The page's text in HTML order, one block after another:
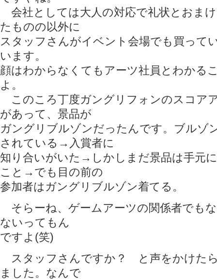
会社としては大人の対応で礼状とおま
たものの以外に
スタッフさんがイベント会場でも買って
います。
顔はわからなくてもアーツ社員とわかる
よ。
このころ丁度ガングリフォンのスコア
があって、景品が
ガングリブルゾンだったんです。ブルゾ
されている→入賞者に
知り合いがいた→しかしまだ景品は手元
こと→でも目の前の
参加者はガングリブルゾン着てる。
そらーね、ゲームアーツの関係者でも
ないってもん
ですよ(笑)
スタッフさんですか？ と声をかけた
ました。なんで